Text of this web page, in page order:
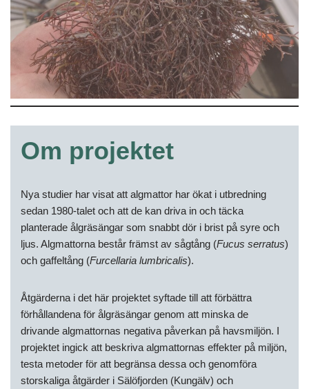
Om projektet
Nya studier har visat att algmattor har ökat i utbredning
sedan 1980-talet och att de kan driva in och täcka
planterade ålgräsängar som snabbt dör i brist på syre och
ljus. Algmattorna består främst av sågtång (Fucus serratus)
och gaffeltång (Furcellaria lumbricalis).
Åtgärderna i det här projektet syftade till att förbättra
förhållandena för ålgräsängar genom att minska de
drivande algmattornas negativa påverkan på havsmiljön. I
projektet ingick att beskriva algmattornas effekter på miljön,
testa metoder för att begränsa dessa och genomföra
storskaliga åtgärder i Sälöfjorden (Kungälv) och